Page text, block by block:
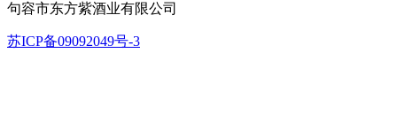
句容市东方紫酒业有限公司
苏ICP备09092049号-3